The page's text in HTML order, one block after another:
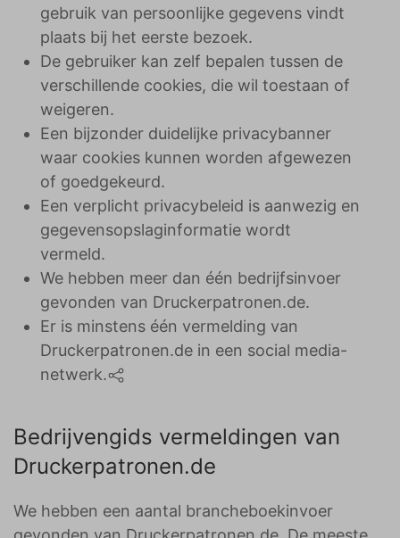
gebruik van persoonlijke gegevens vindt
plaats bij het eerste bezoek.
De gebruiker kan zelf bepalen tussen de
verschillende cookies, die wil toestaan ​​of
weigeren.
Een bijzonder duidelijke privacybanner
waar cookies kunnen worden afgewezen
of goedgekeurd.
Een verplicht privacybeleid is aanwezig en
gegevensopslaginformatie wordt
vermeld.
We hebben meer dan één bedrijfsinvoer
gevonden van Druckerpatronen.de.
Er is minstens één vermelding van
Druckerpatronen.de in een social media-
netwerk.
Bedrijvengids vermeldingen van
Druckerpatronen.de
We hebben een aantal brancheboekinvoer